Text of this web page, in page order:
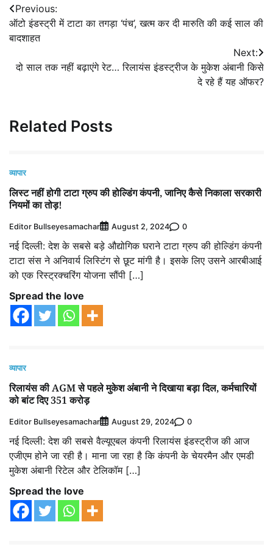
Post
navigation
Previous:
ऑटो इंडस्ट्री में टाटा का तगड़ा ‘पंच’, खत्म कर दी मारुति की कई साल की
बादशाहत
Next:
दो साल तक नहीं बढ़ाएंगे रेट… रिलायंस इंडस्ट्रीज के मुकेश अंबानी किसे
दे रहे हैं यह ऑफर?
Related Posts
व्यापार
लिस्ट नहीं होगी टाटा ग्रुप की होल्डिंग कंपनी, जानिए कैसे निकाला सरकारी
नियमों का तोड़!
Editor Bullseyesamachar August 2, 2024 0
नई दिल्ली: देश के सबसे बड़े औद्योगिक घराने टाटा ग्रुप की होल्डिंग कंपनी
टाटा संस ने अनिवार्य लिस्टिंग से छूट मांगी है। इसके लिए उसने आरबीआई
को एक रिस्ट्रक्चरिंग योजना सौंपी […]
Spread the love
व्यापार
रिलायंस की AGM से पहले मुकेश अंबानी ने दिखाया बड़ा दिल, कर्मचारियों
को बांट दिए 351 करोड़
Editor Bullseyesamachar August 29, 2024 0
नई दिल्ली: देश की सबसे वैल्यूएबल कंपनी रिलायंस इंडस्ट्रीज की आज
एजीएम होने जा रही है। माना जा रहा है कि कंपनी के चेयरमैन और एमडी
मुकेश अंबानी रिटेल और टेलिकॉम […]
Spread the love